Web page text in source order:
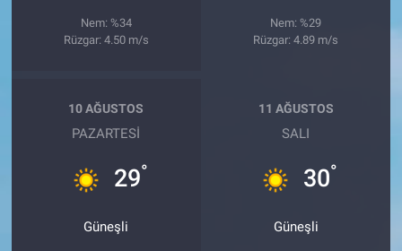
Nem: %34
Rüzgar: 4.50 m/s
Nem: %29
Rüzgar: 4.89 m/s
10 AĞUSTOS
PAZARTESI
29°
Güneşli
11 AĞUSTOS
SALI
30°
Güneşli